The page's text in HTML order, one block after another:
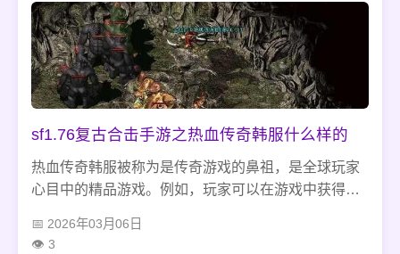
sf1.76复古合击手游之热血传奇韩服什么样的
热血传奇韩服被称为是传奇游戏的鼻祖，是全球玩家
心目中的精品游戏。例如，玩家可以在游戏中获得更
这款游戏，我们可以感受到游戏的乐趣和挑战性，同
2026年03月06日
3